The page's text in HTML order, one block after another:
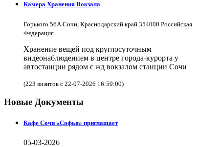
Камера Хранения Вокзала
Горького 56А Сочи, Краснодарский край 354000 Российская
Федерация
Хранение вещей под круглосуточным
видеонаблюдением в центре города-курорта у
автостанции рядом с жд вокзалом станции Сочи
(223 визитов с 22-07-2026 16:59:00)
Новые Документы
Кафе Сочи «Софья» приглашает
05-03-2026